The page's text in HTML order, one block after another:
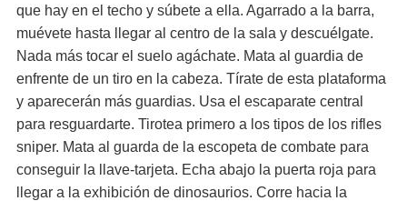
que hay en el techo y súbete a ella. Agarrado a la barra,
muévete hasta llegar al centro de la sala y descuélgate.
Nada más tocar el suelo agáchate. Mata al guardia de
enfrente de un tiro en la cabeza. Tírate de esta plataforma
y aparecerán más guardias. Usa el escaparate central
para resguardarte. Tirotea primero a los tipos de los rifles
sniper. Mata al guarda de la escopeta de combate para
conseguir la llave-tarjeta. Echa abajo la puerta roja para
llegar a la exhibición de dinosaurios. Corre hacia la